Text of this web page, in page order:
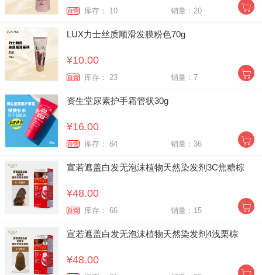
自营 库存： 10 销量：20
LUX力士丝质顺滑发膜粉色70g
¥10.00
自营 库存： 23 销量：7
资生堂尿素护手霜管状30g
¥16.00
自营 库存： 64 销量：36
宣若遮盖白发无泡沫植物天然染发剂3C焦糖棕
¥48.00
自营 库存： 66 销量：15
宣若遮盖白发无泡沫植物天然染发剂4浅栗棕
¥48.00